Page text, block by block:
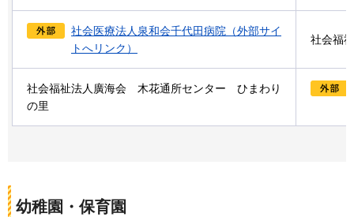
社会医療法人泉和会千代田病院（外部サイ
トへリンク）
社会福
社会福祉法人廣海会 木花通所センター
ひまわり
の里
幼稚園・保育園